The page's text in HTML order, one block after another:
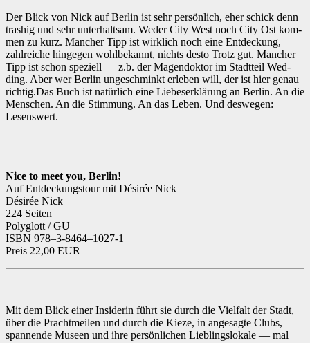
Der Blick von Nick auf Berlin ist sehr per­sön­lich, eher schick denn
trashig und sehr unter­halt­sam. Wed­er City West noch City Ost kom­
men zu kurz. Manch­er Tipp ist wirk­lich noch eine Ent­deck­ung,
zahlre­iche hinge­gen wohlbekan­nt, nichts desto Trotz gut. Manch­er
Tipp ist schon speziell — z.b. der Magen­dok­tor im Stadt­teil Wed­
ding. Aber wer Berlin ungeschminkt erleben will, der ist hier genau
richtig.Das Buch ist natür­lich eine Liebe­serk­lärung an Berlin. An die
Men­schen. An die Stim­mung. An das Leben. Und deswe­gen:
Lesenswert.
Nice to meet you, Berlin!
Auf Ent­deck­ungs­tour mit Désirée Nick
Désirée Nick
224 Seit­en
Poly­glott / GU
ISBN 978–3‑8464–1027‑1
Preis 22,00 EUR
Mit dem Blick ein­er Insid­erin führt sie durch die Vielfalt der Stadt,
über die Pracht­meilen und durch die Kieze, in ange­sagte Clubs,
span­nende Museen und ihre per­sön­lichen Lieblingslokale — mal